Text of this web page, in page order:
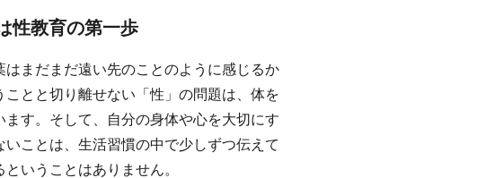
性教育の第一歩
まだまだ遠い先のことのように感じるか
とと切り離せない「性」の問題は、体を
す。そして、自分の身体や心を大切にす
ことは、生活習慣の中で少しずつ伝えて
いうことはありません。